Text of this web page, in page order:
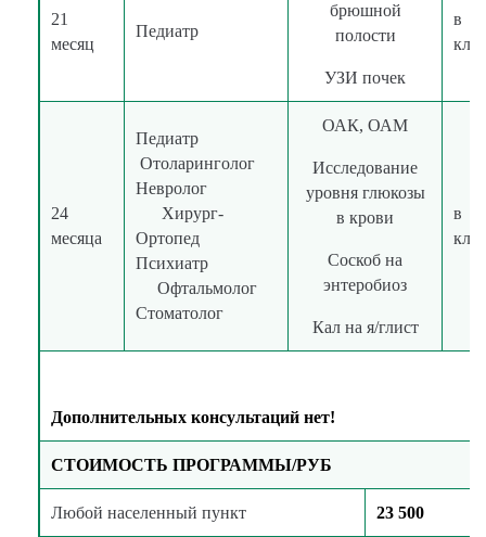
21
месяц
Педиатр
брюшной
полости
УЗИ почек
в
24
месяца
Педиатр
Отоларинголог
Невролог
Хирург-
Ортопед
Психиатр
Офтальмолог
Стоматолог
ОАК, ОАМ
Исследование
уровня глюкозы
в крови
Соскоб на
энтеробиоз
Кал на я/глист
в
Дополнительных консультаций нет!
СТОИМОСТЬ ПРОГРАММЫ/РУБ
Любой населенный пункт 23 500